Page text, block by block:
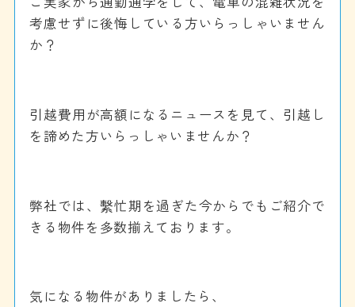
考慮せずに後悔している方いらっしゃいません
か？
引越費用が高額になるニュースを見て、引越し
を諦めた方いらっしゃいませんか？
弊社では、繫忙期を過ぎた今からでもご紹介で
きる物件を多数揃えております。
気になる物件がありましたら、